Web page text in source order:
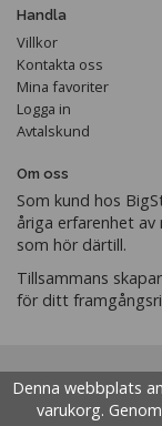
Handla
Villkor
Kontakta oss
Mina favoriter
Logga in
Avtalskund
Om oss
Som kund hos
åriga erfarenhet
som hör därtill.
Tillsammans
för ditt
Denna webbplats
varukorg.